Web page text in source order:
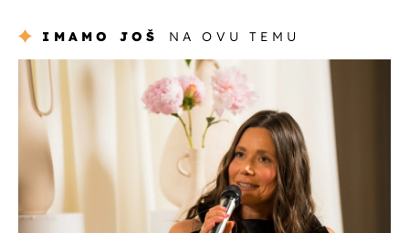
IMAMO JOŠ NA OVU TEMU
moda & ljepota